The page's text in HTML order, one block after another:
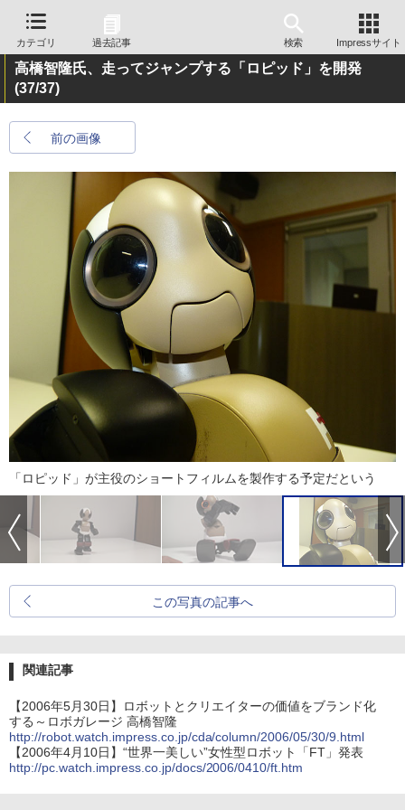
カテゴリ 過去記事 検索 Impressサイト
高橋智隆氏、走ってジャンプする「ロピッド」を開発
(37/37)
前の画像
「ロピッド」が主役のショートフィルムを製作する予定だという
この写真の記事へ
関連記事
【2006年5月30日】ロボットとクリエイターの価値をブランド化
する～ロボガレージ 高橋智隆
http://robot.watch.impress.co.jp/cda/column/2006/05/30/9.html
【2006年4月10日】“世界一美しい”女性型ロボット「FT」発表
http://pc.watch.impress.co.jp/docs/2006/0410/ft.htm